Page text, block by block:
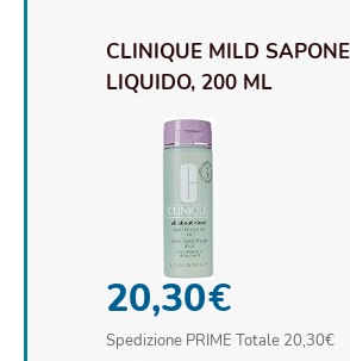
CLINIQUE MILD
LIQUIDO, 200 ML
20,30€
Spedizione PRIME Totale 20,30€